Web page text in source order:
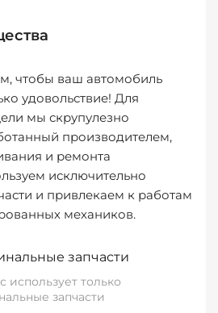
чтобы ваш автомобиль
удовольствие! Для
мы скрупулезно
производителем,
и ремонта
исключительно
и привлекаем к работам
механиков.
запчасти
использует только
запчасти